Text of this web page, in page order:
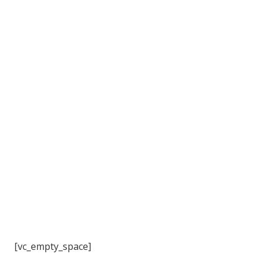
[vc_empty_space]